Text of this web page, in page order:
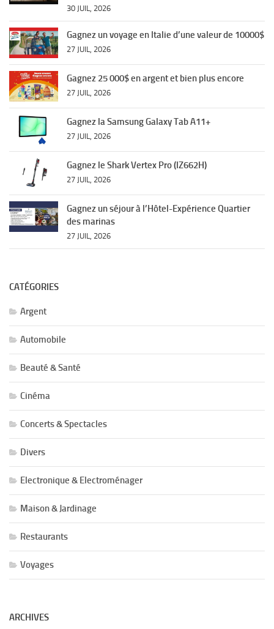
30 JUIL, 2026
Gagnez un voyage en Italie d’une valeur de 10000$
27 JUIL, 2026
Gagnez 25 000$ en argent et bien plus encore
27 JUIL, 2026
Gagnez la Samsung Galaxy Tab A11+
27 JUIL, 2026
Gagnez le Shark Vertex Pro (IZ662H)
27 JUIL, 2026
Gagnez un séjour à l’Hôtel-Expérience Quartier
des marinas
27 JUIL, 2026
CATÉGORIES
Argent
Automobile
Beauté & Santé
Cinéma
Concerts & Spectacles
Divers
Electronique & Electroménager
Maison & Jardinage
Restaurants
Voyages
ARCHIVES